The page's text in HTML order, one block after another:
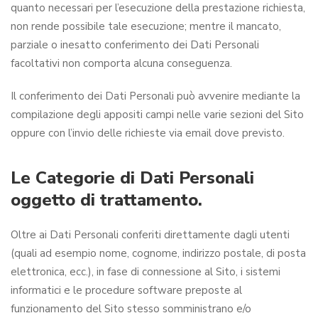
quanto necessari per l’esecuzione della prestazione richiesta,
non rende possibile tale esecuzione; mentre il mancato,
parziale o inesatto conferimento dei Dati Personali
facoltativi non comporta alcuna conseguenza.
Il conferimento dei Dati Personali può avvenire mediante la
compilazione degli appositi campi nelle varie sezioni del Sito
oppure con l’invio delle richieste via email dove previsto.
Le Categorie di Dati Personali
oggetto di trattamento.
Oltre ai Dati Personali conferiti direttamente dagli utenti
(quali ad esempio nome, cognome, indirizzo postale, di posta
elettronica, ecc.), in fase di connessione al Sito, i sistemi
informatici e le procedure software preposte al
funzionamento del Sito stesso somministrano e/o